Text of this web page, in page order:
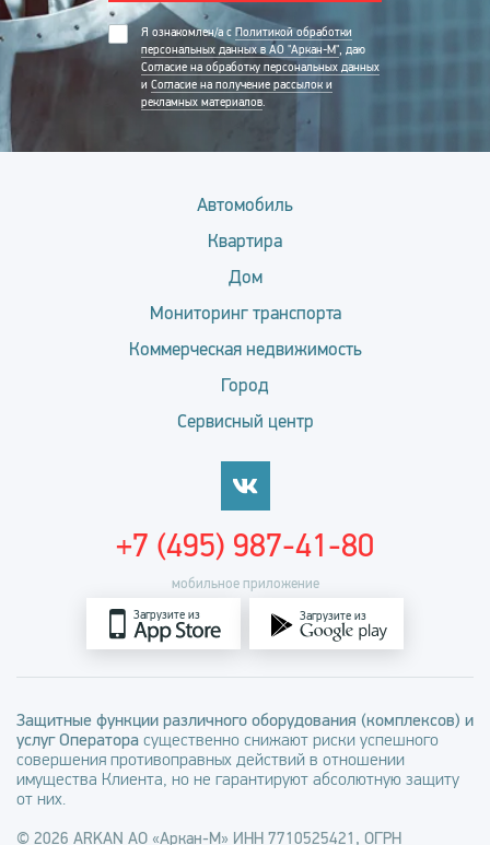
Я ознакомлен/а с Политикой обработки
персональных данных в АО "Аркан-М", даю
Согласие на обработку персональных данных
и Согласие на получение рассылок и
рекламных материалов.
Автомобиль
Квартира
Дом
Мониторинг транспорта
Коммерческая недвижимость
Город
Сервисный центр
мобильное приложение
Загрузите из Загрузите из
+7 (495) 987-41-80
Защитные функции различного оборудования (комплексов) и
услуг Оператора существенно снижают риски успешного
совершения противоправных действий в отношении
имущества Клиента, но не гарантируют абсолютную защиту
от них.
© 2026 ARKAN АО «Аркан-М» ИНН 7710525421, ОГРН